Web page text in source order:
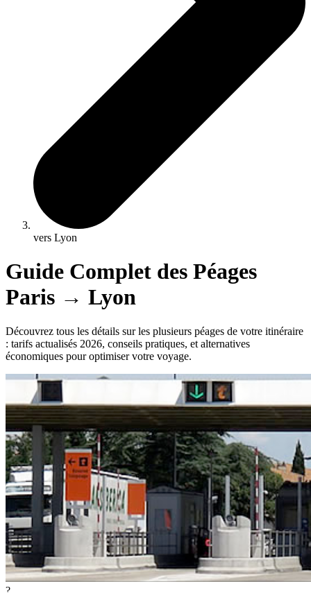
vers Lyon
Guide Complet des Péages
Paris → Lyon
Découvrez tous les détails sur les plusieurs péages de votre itinéraire
: tarifs actualisés 2026, conseils pratiques, et alternatives
économiques pour optimiser votre voyage.
?